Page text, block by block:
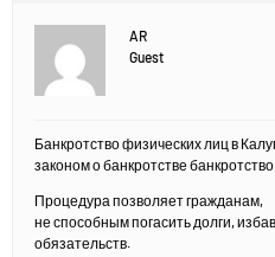
AR
Guest
Банкротство физических лиц в
законом о банкротстве
Процедура позволяет гражданам,
не способным погасить долги,
обязательств.